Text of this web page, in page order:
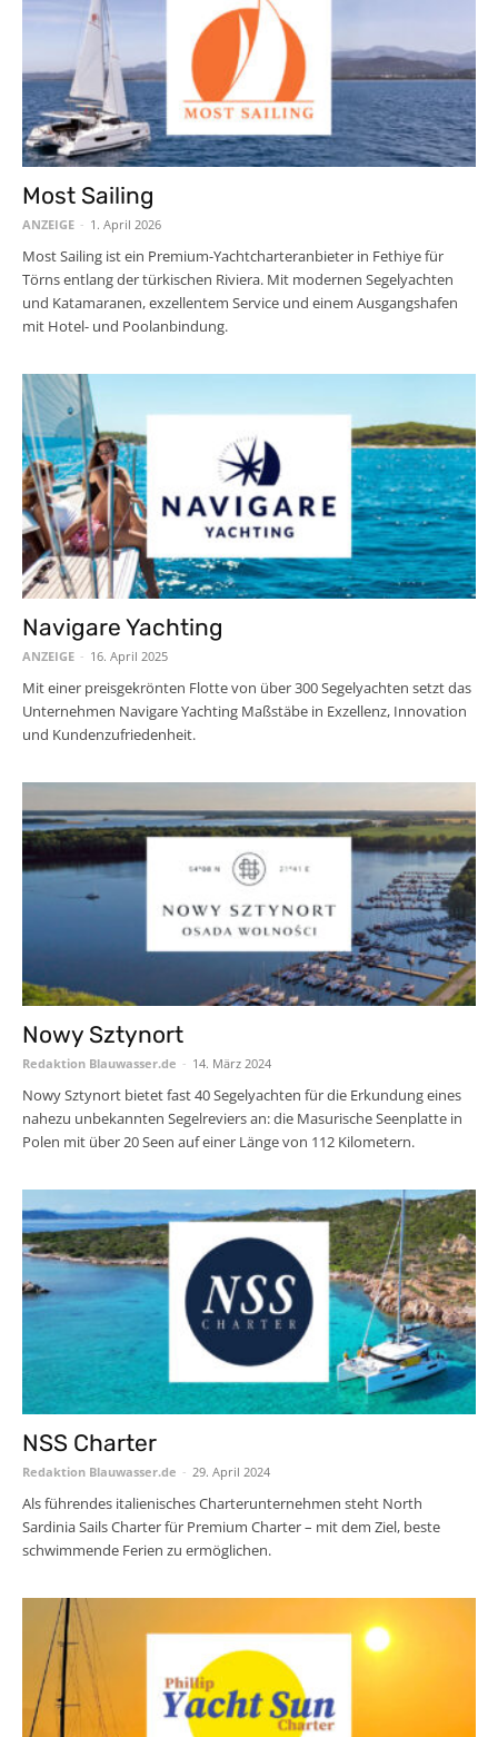
Most Sailing
ANZEIGE - 1. April 2026
Most Sailing ist ein Premium-Yachtcharteranbieter in Fethiye für
Törns entlang der türkischen Riviera. Mit modernen Segelyachten
und Katamaranen, exzellentem Service und einem Ausgangshafen
mit Hotel- und Poolanbindung.
Navigare Yachting
ANZEIGE - 16. April 2025
Mit einer preisgekrönten Flotte von über 300 Segelyachten setzt das
Unternehmen Navigare Yachting Maßstäbe in Exzellenz, Innovation
und Kundenzufriedenheit.
Nowy Sztynort
Redaktion Blauwasser.de - 14. März 2024
Nowy Sztynort bietet fast 40 Segelyachten für die Erkundung eines
nahezu unbekannten Segelreviers an: die Masurische Seenplatte in
Polen mit über 20 Seen auf einer Länge von 112 Kilometern.
NSS Charter
Redaktion Blauwasser.de - 29. April 2024
Als führendes italienisches Charterunternehmen steht North
Sardinia Sails Charter für Premium Charter – mit dem Ziel, beste
schwimmende Ferien zu ermöglichen.